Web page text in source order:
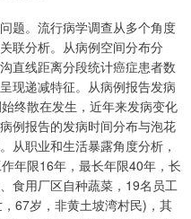
题。流行病学调查从多个角度
联分析。从病例空间分布分
直线距离分段统计癌症患者数
现递减特征。从病例报告发病
终散在发生，近年来发病变化
例报告的发病时间分布与泡花
从职业和生活暴露角度分析，
年限16年，最长年限40年，长
食用厂区自种蔬菜，19名员工
67岁，非黄土坡湾村民)，其